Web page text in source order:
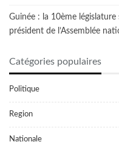
Guinée : la 10ème législature
président de l’Assemblée
Catégories populaires
Politique
Region
Nationale